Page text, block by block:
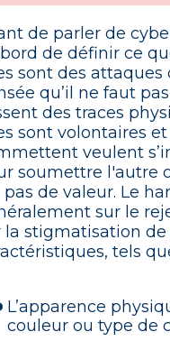
de parler de
de définir ce
sont des attaques
qu’il ne faut
des traces
sont volontaires
veulent
soumettre l'autre
pas de valeur. Le
sur le
la stigmatisation de
tels
L’apparence
couleur ou type de